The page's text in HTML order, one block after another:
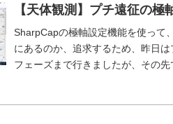
【天体観測】プチ遠征の極
SharpCapの極軸設定機能を使って
にあるのか、追求するため、昨日
フェーズまで行きましたが、その